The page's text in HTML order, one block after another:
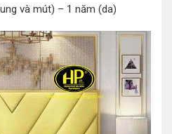
và mút) – 1 năm (da)